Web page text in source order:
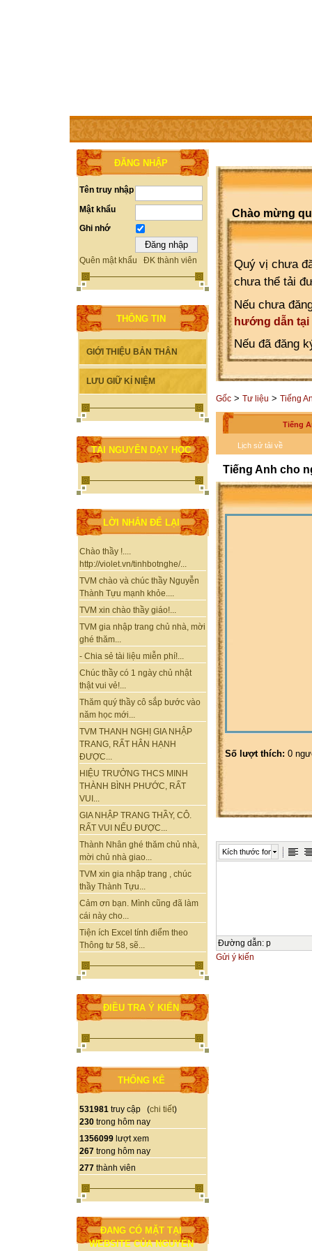
TRANG CHỦ THÀNH VIÊN TRỢ GIÚP WEBSITE
ĐĂNG NHẬP
Tên truy nhập
Mật khẩu
Ghi nhớ
Quên mật khẩu ĐK thành viên
THÔNG TIN
GIỚI THIỆU BẢN THÂN
LƯU GIỮ KỈ NIỆM
TÀI NGUYÊN DẠY HỌC
LỜI NHẮN ĐỂ LẠI
Chào thầy !....
http://violet.vn/tinhbotnghe/...
TVM chào và chúc thầy Nguyễn
Thành Tựu mạnh khỏe....
TVM xin chào thầy giáo!...
TVM gia nhập trang chủ nhà, mời
ghé thăm...
- Chia sẻ tài liệu miễn phí!...
Chúc thầy có 1 ngày chủ nhật
thật vui vẻ!...
Thăm quý thầy cô sắp bước vào
năm học mới...
TVM THANH NGHỊ GIA NHẬP
TRANG, RẤT HÂN HẠNH
ĐƯỢC...
HIỆU TRƯỞNG THCS MINH
THÀNH BÌNH PHƯỚC, RẤT
VUI...
GIA NHẬP TRANG THẦY, CÔ.
RẤT VUI NẾU ĐƯỢC...
Thành Nhân ghé thăm chủ nhà,
mời chủ nhà giao...
TVM xin gia nhập trang , chúc
thầy Thành Tựu...
Cảm ơn bạn. Mình cũng đã làm
cái này cho...
Tiện ích Excel tính điểm theo
Thông tư 58, sẽ...
ĐIỀU TRA Ý KIẾN
THỐNG KÊ
531981 truy cập (chi tiết)
230 trong hôm nay
1356099 lượt xem
267 trong hôm nay
277 thành viên
ĐANG CÓ MẶT TẠI
WEBSITE CỦA NGUYỄN
Chào mừng
Quý vị chưa
chưa thể tải
Nếu chưa
hướng dẫn tại
Nếu đã đăng
Gốc > Tư liệu > Tiếng
Tiếng
Lịch sử tải về
Tiếng Anh cho
Số lượt thích: 0
Kích thước font
Đường dẫn: p
Gửi ý kiến